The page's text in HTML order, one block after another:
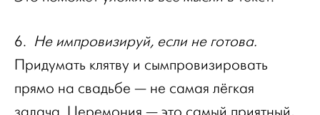
6. Не импровизируй, если не готова.
Придумать клятву и сымпровизировать
прямо на свадьбе — не самая лёгкая